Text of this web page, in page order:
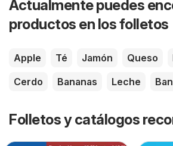
Actualmente puedes
productos en los folletos
Apple Té Jamón Queso
Cerdo
Bananas Leche
Folletos y catálogos